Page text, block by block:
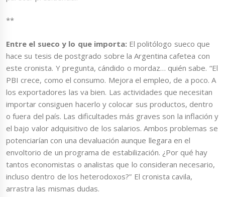
**
Entre el sueco y lo que importa: El politólogo sueco que
hace su tesis de postgrado sobre la Argentina cafetea con
este cronista. Y pregunta, cándido o mordaz… quién sabe. “El
PBI crece, como el consumo. Mejora el empleo, de a poco. A
los exportadores las va bien. Las actividades que necesitan
importar consiguen hacerlo y colocar sus productos, dentro
o fuera del país. Las dificultades más graves son la inflación y
el bajo valor adquisitivo de los salarios. Ambos problemas se
potenciarían con una devaluación aunque llegara en el
envoltorio de un programa de estabilización. ¿Por qué hay
tantos economistas o analistas que lo consideran necesario,
incluso dentro de los heterodoxos?” El cronista cavila,
arrastra las mismas dudas.